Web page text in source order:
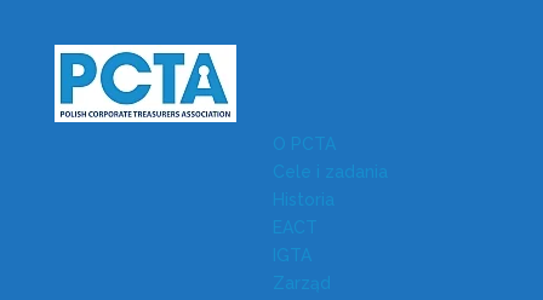
O PCTA
Cele i zadania
Historia
EACT
IGTA
Zarząd